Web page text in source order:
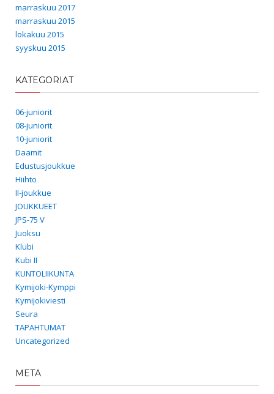
marraskuu 2017
marraskuu 2015
lokakuu 2015
syyskuu 2015
KATEGORIAT
06-juniorit
08-juniorit
10-juniorit
Daamit
Edustusjoukkue
Hiihto
II-joukkue
JOUKKUEET
JPS-75 V
Juoksu
Klubi
Kubi II
KUNTOLIIKUNTA
Kymijoki-Kymppi
Kymijokiviesti
Seura
TAPAHTUMAT
Uncategorized
META